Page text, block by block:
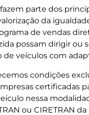
parte dos
da
de vendas
possam dirigir ou
veículos com
condições
certificadas
nessa
ou CIRETRAN